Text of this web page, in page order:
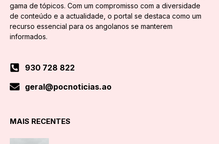
gama de tópicos. Com um compromisso com a diversidade
de conteúdo e a actualidade, o portal se destaca como um
recurso essencial para os angolanos se manterem
informados.
930 728 822
geral@pocnoticias.ao
MAIS RECENTES